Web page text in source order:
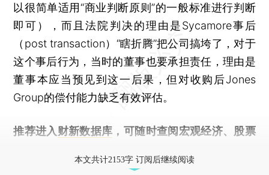
以很简单适用“商业判断原则”的一般标准进行判断
即可），而且法院判决的理由是Sycamore事后
（post transaction）“瞎折腾”把公司搞垮了，对于
这个事后行为，当时的董事也要承担责任，理由是
董事本应当预见到这一后果，但对收购后Jones
Group的偿付能力缺乏有效评估。
推荐进入 财新数据库 ，可随时查阅宏观经济、股票
本文共计2153字 订阅后继续阅读